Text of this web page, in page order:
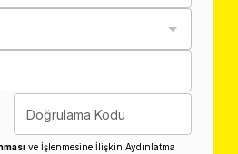
Doğrulama Kodu
ve İşlenmesine İlişkin Aydınlatma